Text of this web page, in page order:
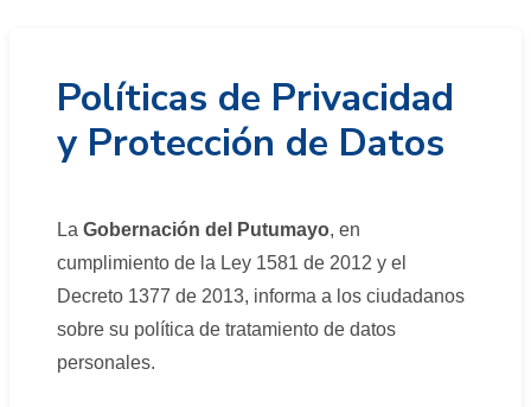
Políticas de Privacidad
y Protección de Datos
La Gobernación del Putumayo, en
cumplimiento de la Ley 1581 de 2012 y el
Decreto 1377 de 2013, informa a los ciudadanos
sobre su política de tratamiento de datos
personales.